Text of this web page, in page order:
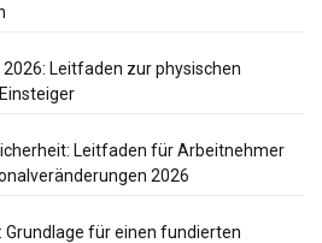
Leitfaden zur physischen
Leitfaden für Arbeitnehmer
2026
Grundlage für einen fundierten